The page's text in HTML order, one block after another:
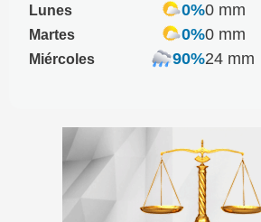
Lunes
0%0 mm
Martes
0%0 mm
Miércoles
90%24 mm